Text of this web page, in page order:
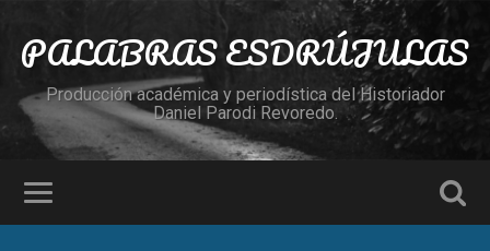
PALABRAS ESDRÚJULAS
Producción académica y periodística del Historiador
Daniel Parodi Revoredo.